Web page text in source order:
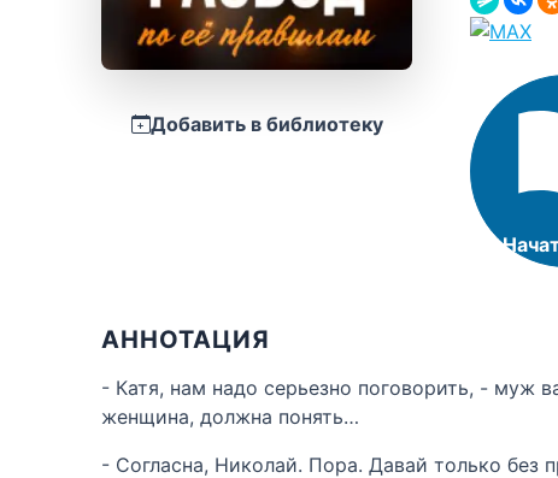
Добавить в библиотеку
АННОТАЦИЯ
- Катя, нам надо серьезно поговорить, - муж
женщина, должна понять…
- Согласна, Николай. Пора. Давай только без